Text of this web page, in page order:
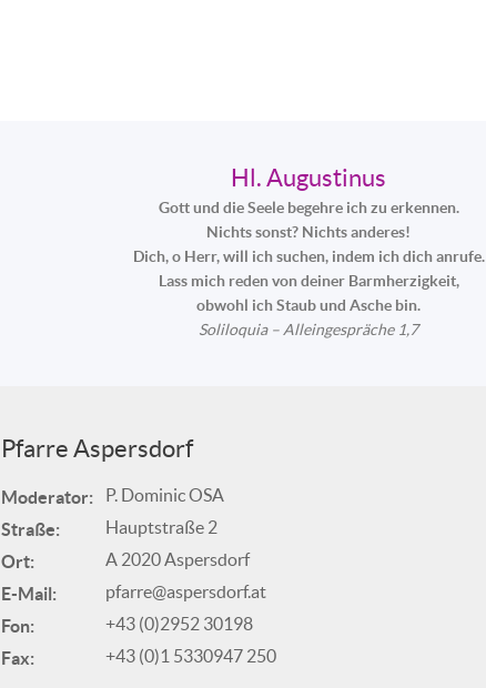
Hl. Augustinus
Gott und die Seele begehre ich zu erkennen.
Nichts sonst? Nichts anderes!
Dich, o Herr, will ich suchen, indem ich dich anrufe.
Lass mich reden von deiner Barmherzigkeit,
obwohl ich Staub und Asche bin.
Soliloquia – Alleingespräche 1,7
Pfarre Aspersdorf
Moderator:
P. Dominic OSA
Straße:
Hauptstraße 2
Ort:
A 2020 Aspersdorf
E-Mail:
pfarre@aspersdorf.at
Fon:
+43 (0)2952 30198
Fax:
+43 (0)1 5330947 250